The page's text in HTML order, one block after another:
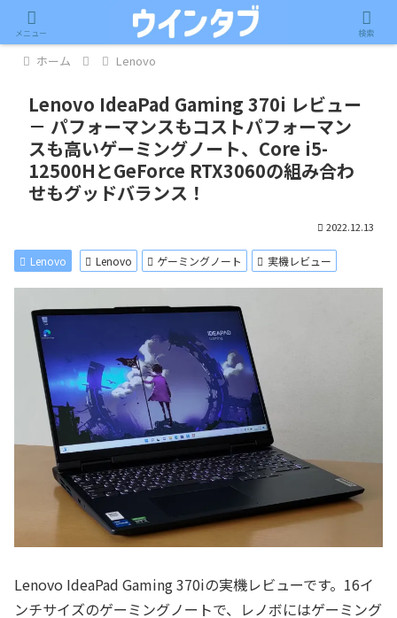
記事内に広告が含まれています。
ホーム Lenovo
Lenovo IdeaPad Gaming 370i レビュー
－ パフォーマンスもコストパフォーマン
スも高いゲーミングノート、Core i5-
12500HとGeForce RTX3060の組み合わ
せもグッドバランス！
2022.12.13
Lenovo Lenovo ゲーミングノート 実機レビュー
Lenovo IdeaPad Gaming 370iの実機レビューです。16イ
ンチサイズのゲーミングノートで、レノボにはゲーミング
メニュー 検索